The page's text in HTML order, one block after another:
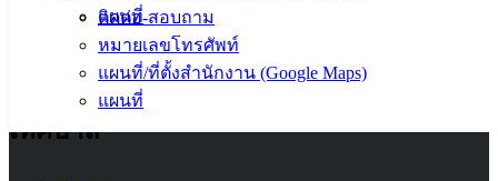
แผนที่
ติดต่อ-สอบถาม
หมายเลขโทรศัพท์
แผนที่/ที่ตั้งสำนักงาน (Google Maps)
แผนที่
(Knowledge
Management)
เทศบาล